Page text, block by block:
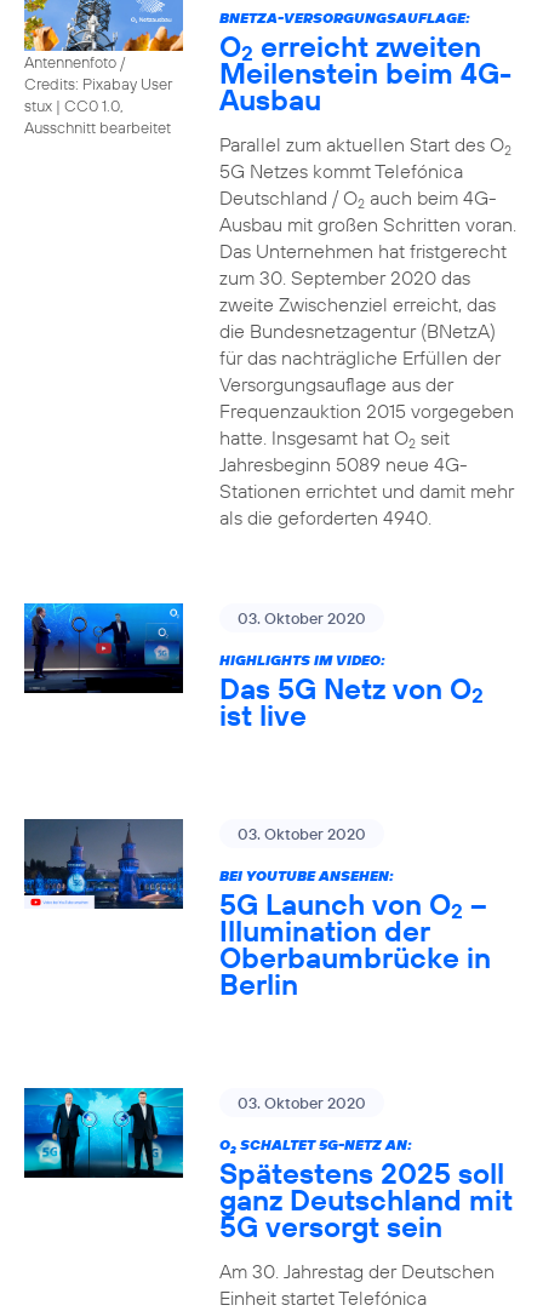
Antennenfoto /
Credits: Pixabay User
stux | CC0 1.0,
Ausschnitt bearbeitet
BNETZA-VERSORGUNGSAUFLAGE:
O2 erreicht zweiten
Meilenstein beim 4G-
Ausbau
Parallel zum aktuellen Start des O2
5G Netzes kommt Telefónica
Deutschland / O2auch beim 4G-
Ausbau mit großen Schritten voran.
Das Unternehmen hat fristgerecht
zum 30. September 2020 das
zweite Zwischenziel erreicht, das
die Bundesnetzagentur (BNetzA)
für das nachträgliche Erfüllen der
Versorgungsauflage aus der
Frequenzauktion 2015 vorgegeben
hatte. Insgesamt hat O2seit
Jahresbeginn 5089 neue 4G-
Stationen errichtet und damit mehr
als die geforderten 4940.
03. Oktober 2020
HIGHLIGHTS IM VIDEO:
Das 5G Netz von O2
ist live
03. Oktober 2020
BEI YOUTUBE ANSEHEN:
5G Launch von O2 –
Illumination der
Oberbaumbrücke in
Berlin
03. Oktober 2020
O2SCHALTET 5G-NETZ AN:
Spätestens 2025 soll
ganz Deutschland mit
5G versorgt sein
Am 30. Jahrestag der Deutschen
Einheit startet Telefónica